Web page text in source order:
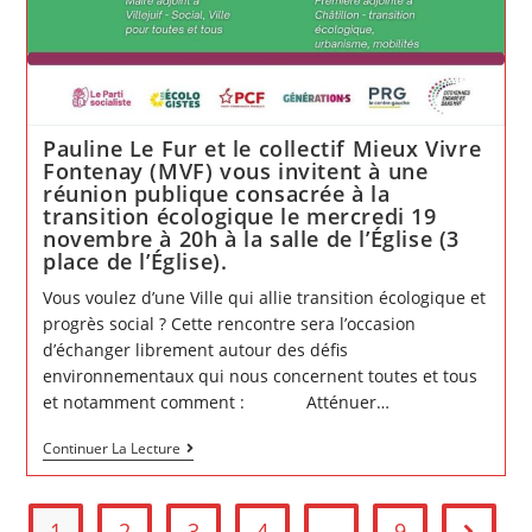
Pauline Le Fur et le collectif Mieux Vivre
Fontenay (MVF) vous invitent à une
réunion publique consacrée à la
transition écologique le mercredi 19
novembre à 20h à la salle de l’Église (3
place de l’Église).
Vous voulez d’une Ville qui allie transition écologique et
progrès social ? Cette rencontre sera l’occasion
d’échanger librement autour des défis
environnementaux qui nous concernent toutes et tous
et notamment comment : Atténuer…
Continuer La Lecture Pauline
Le
Fur
le